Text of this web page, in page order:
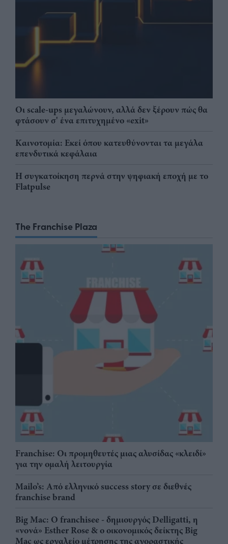
Οι scale-ups μεγαλώνουν, αλλά δεν ξέρουν πώς θα
φτάσουν σ' ένα επιτυχημένο «exit»
Καινοτομία: Εκεί όπου κατευθύνονται τα μεγάλα
επενδυτικά κεφάλαια
Η συγκατοίκηση περνά στην ψηφιακή εποχή με το
Flatpulse
The Franchise Plaza
Franchise: Οι προμηθευτές μιας αλυσίδας «κλειδί»
για την ομαλή λειτουργία
Mailo’s: Από ελληνικό success story σε διεθνές
franchise brand
Big Mac: Ο franchisee - δημιουργός Delligatti, η
«νονά» Esther Rose & ο οικονομικός δείκτης Big
Mac ως εργαλείο μέτρησης της αγοραστικής